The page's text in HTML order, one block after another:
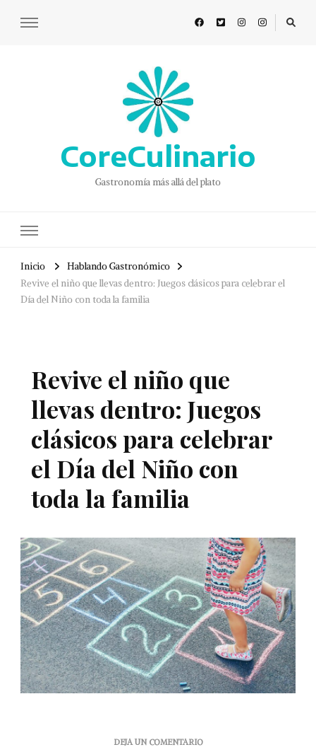
CoreCulinario
Gastronomía más allá del plato
Inicio
Hablando Gastronómico
Revive el niño que llevas dentro: Juegos clásicos para celebrar el
Día del Niño con toda la familia
Revive el niño que
llevas dentro: Juegos
clásicos para celebrar
el Día del Niño con
toda la familia
DEJA UN COMENTARIOEN